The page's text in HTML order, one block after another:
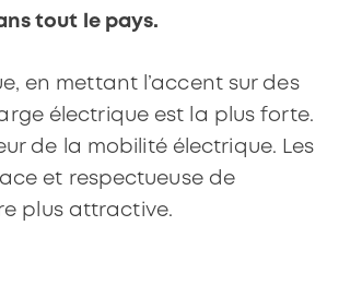
tout le pays.
en mettant l’accent sur des
électrique est la plus forte.
de la mobilité électrique. Les
et respectueuse de
plus attractive.